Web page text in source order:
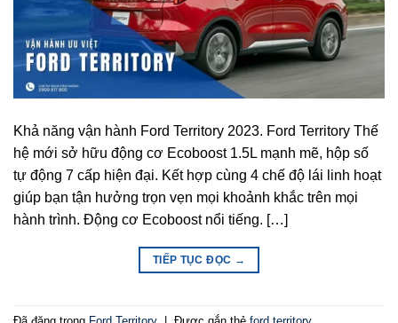
Khả năng vận hành Ford Territory 2023. Ford Territory Thế
hệ mới sở hữu động cơ Ecoboost 1.5L mạnh mẽ, hộp số
tự động 7 cấp hiện đại. Kết hợp cùng 4 chế độ lái linh hoạt
giúp bạn tận hưởng trọn vẹn mọi khoảnh khắc trên mọi
hành trình. Động cơ Ecoboost nổi tiếng. […]
TIẾP TỤC ĐỌC →